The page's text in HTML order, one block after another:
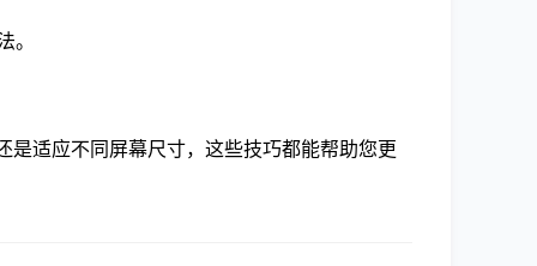
。
是适应不同屏幕尺寸，这些技巧都能帮助您更